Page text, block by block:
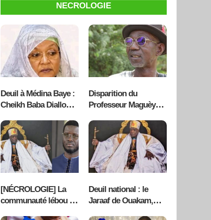
intrants à Kaolack
Fulbe sur Radio
Sunuker FM [ VIDEO ]
NECROLOGIE
Deuil à Médina Baye :
Cheikh Baba Diallo
de Seyda Fatoumata
Hassan Dème
Disparition du
Professeur Maguèye
pleure une grande
figure de sa culture et
de l’UCAD
[NÉCROLOGIE] La
communauté lébou en
Deuil national : le
Jaraaf de Ouakam,